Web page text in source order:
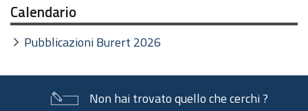
Calendario
Pubblicazioni Burert 2026
Non hai trovato quello che cerchi ?